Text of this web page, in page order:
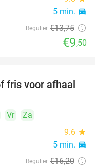
5 min. directions_car
Regulier €13,75
€9,50
48%
fris voor afhaal
Vr
Za
9.6 star
5 min. directions_car
Regulier €16,20